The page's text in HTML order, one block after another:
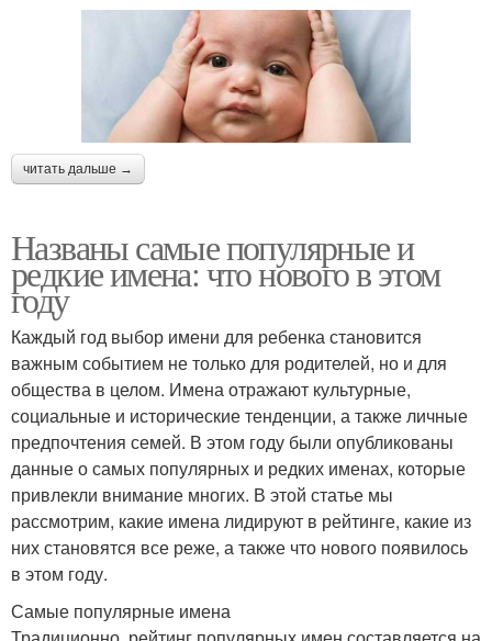
читать дальше →
Названы самые популярные и
редкие имена: что нового в этом
году
Каждый год выбор имени для ребенка становится
важным событием не только для родителей, но и для
общества в целом. Имена отражают культурные,
социальные и исторические тенденции, а также личные
предпочтения семей. В этом году были опубликованы
данные о самых популярных и редких именах, которые
привлекли внимание многих. В этой статье мы
рассмотрим, какие имена лидируют в рейтинге, какие из
них становятся все реже, а также что нового появилось
в этом году.
Самые популярные имена